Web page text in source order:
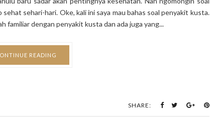
baru sadar akan pentingnya kesehatan. Nah ngomongin soal
sehari-hari. Oke, kali ini saya mau bahas soal penyakit kusta.
READING